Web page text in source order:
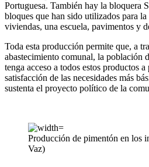
Portuguesa. También hay la bloquera
bloques que han sido utilizados para
viviendas, una escuela, pavimentos y
Toda esta producción permite que, a
abastecimiento comunal, la población
tenga acceso a todos estos productos
satisfacción de las necesidades más
sustenta el proyecto político de la
Producción de pimentón en los
Vaz)